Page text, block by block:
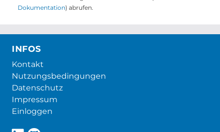
Dokumentation) abrufen.
INFOS
Kontakt
Nutzungsbedingungen
Datenschutz
Impressum
Einloggen